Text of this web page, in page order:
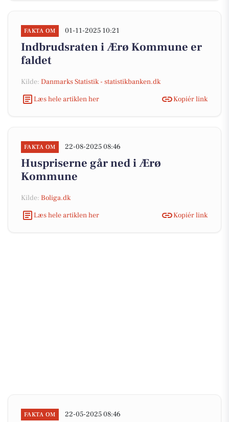
FAKTA OM 01-11-2025 10:21
Indbrudsraten i Ærø Kommune er
faldet
Kilde: Danmarks Statistik - statistikbanken.dk
Læs hele artiklen her
Kopiér link
FAKTA OM 22-08-2025 08:46
Huspriserne går ned i Ærø
Kommune
Kilde: Boliga.dk
Læs hele artiklen her
Kopiér link
FAKTA OM 22-05-2025 08:46